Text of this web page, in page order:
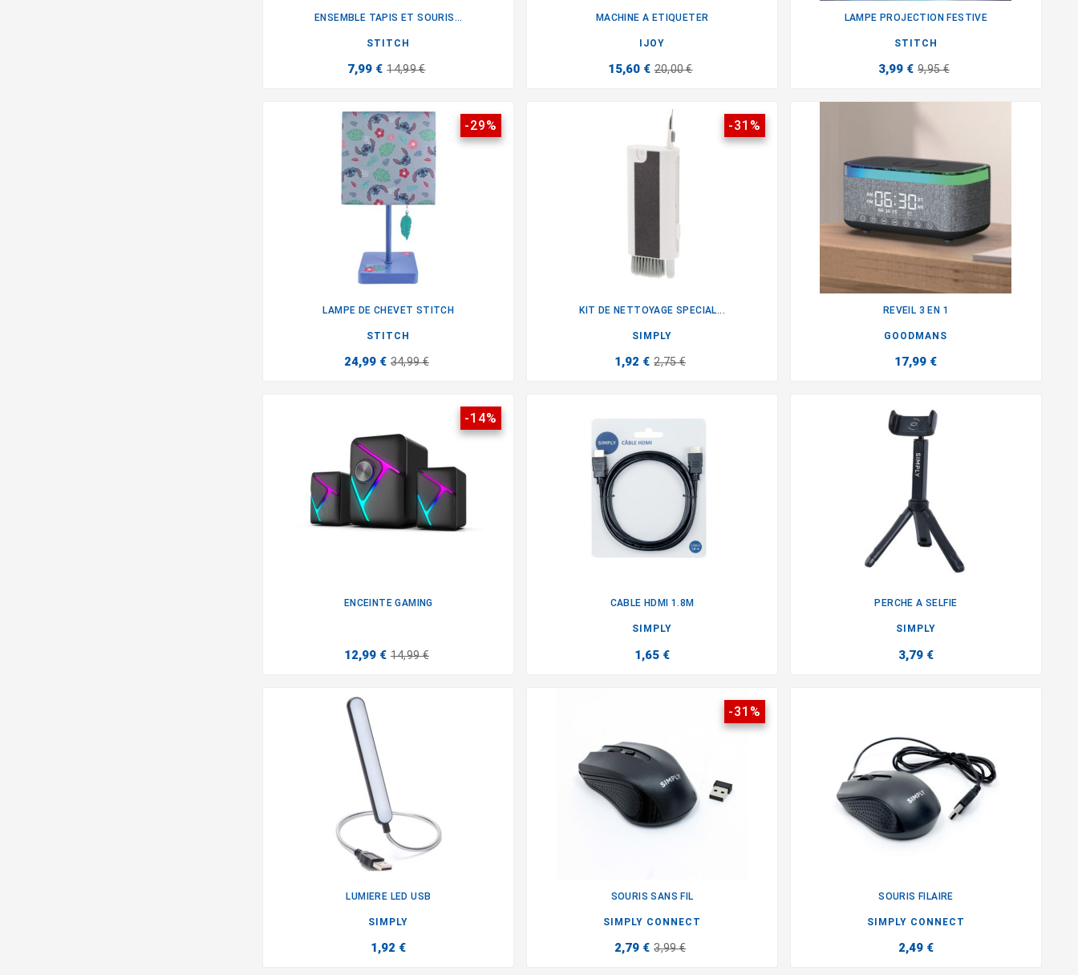
ENSEMBLE TAPIS ET SOURIS...
STITCH
7,99 € 14,99 €
MACHINE A ETIQUETER
IJOY
15,60 € 20,00 €
LAMPE PROJECTION FESTIVE
STITCH
3,99 € 9,95 €
-29%
LAMPE DE CHEVET STITCH
STITCH
24,99 € 34,99 €
-31%
KIT DE NETTOYAGE SPECIAL...
SIMPLY
1,92 € 2,75 €
REVEIL 3 EN 1
GOODMANS
17,99 €
-14%
ENCEINTE GAMING
12,99 € 14,99 €
CABLE HDMI 1.8M
SIMPLY
1,65 €
PERCHE A SELFIE
SIMPLY
3,79 €
LUMIERE LED USB
SIMPLY
1,92 €
-31%
SOURIS SANS FIL
SIMPLY CONNECT
2,79 € 3,99 €
SOURIS FILAIRE
SIMPLY CONNECT
2,49 €